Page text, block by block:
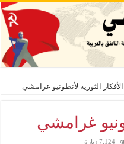
الأفكار الثورية لأنطونيو غرامشي
غرامشي
7,124 زيارة